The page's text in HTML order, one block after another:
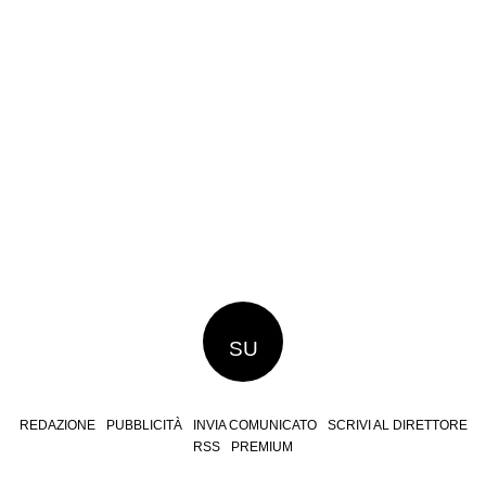
SU
REDAZIONE PUBBLICITÀ INVIA COMUNICATO
SCRIVI AL DIRETTORE
RSS
PREMIUM